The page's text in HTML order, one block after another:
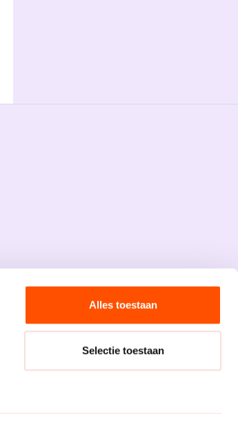
Alles toestaan
Selectie toestaan